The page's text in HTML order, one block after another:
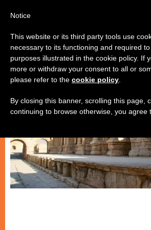
ARTE E CULTURA
Notice
This website or its third party tools use
necessary to its functioning and required
purposes illustrated in the cookie policy. If
more or withdraw your consent to all or
please refer to the cookie policy
By closing this banner, scrolling this page,
continuing to browse otherwise, you agree